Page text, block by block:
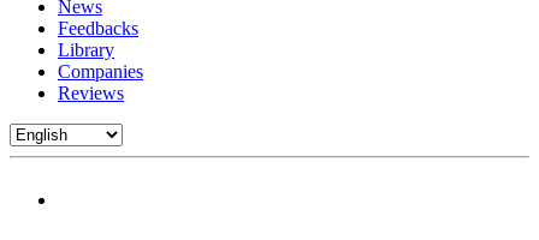
News
Feedbacks
Library
Companies
Reviews